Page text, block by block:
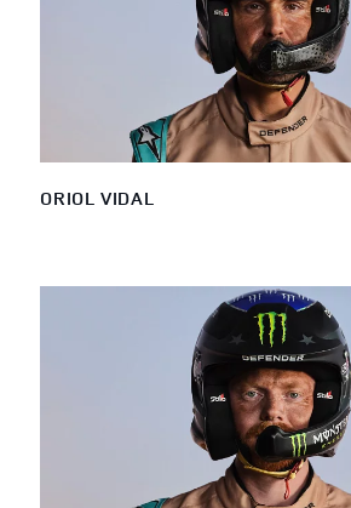
ORIOL VIDAL